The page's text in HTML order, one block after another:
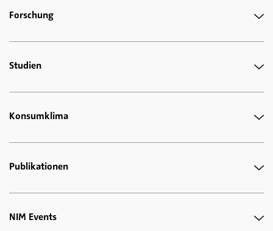
Forschung
Studien
Konsumklima
Publikationen
NIM Events